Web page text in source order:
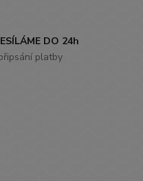
DO 24h
platby